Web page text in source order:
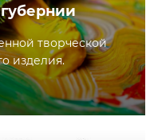
творческой
изделия.